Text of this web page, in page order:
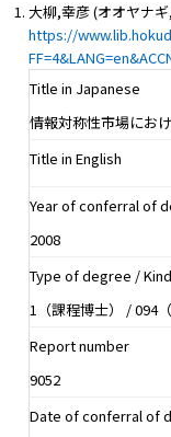
大柳,幸彦 (オオヤナ
https://
Title in Japanese
情報対称性市場にお
Title in English
Year of conferral of
2008
Type of degree /
1（課程博士） / 094
Report number
9052
Date of conferral of